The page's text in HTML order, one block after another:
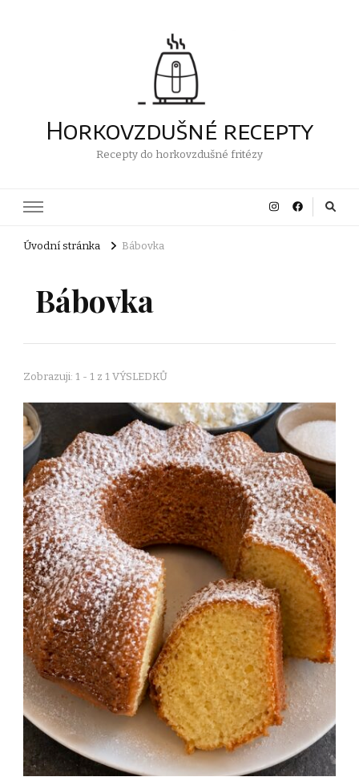
Horkovzdušné recepty
Recepty do horkovzdušné fritézy
Úvodní stránka Bábovka
Bábovka
Zobrazuji: 1 - 1 z 1 VÝSLEDKŮ